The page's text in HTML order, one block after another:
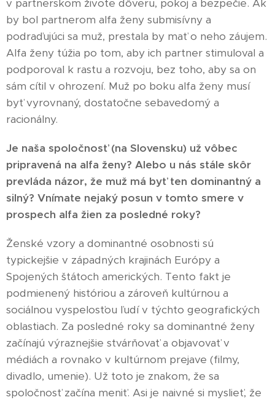
v partnerskom živote dôveru, pokoj a bezpečie. Ak
by bol partnerom alfa ženy submisívny a
podraďujúci sa muž, prestala by mať o neho záujem.
Alfa ženy túžia po tom, aby ich partner stimuloval a
podporoval k rastu a rozvoju, bez toho, aby sa on
sám cítil v ohrození. Muž po boku alfa ženy musí
byť vyrovnaný, dostatočne sebavedomý a
racionálny.
Je naša spoločnosť (na Slovensku) už vôbec
pripravená na alfa ženy? Alebo u nás stále skôr
prevláda názor, že muž má byť ten dominantný a
silný? Vnímate nejaký posun v tomto smere v
prospech alfa žien za posledné roky?
Ženské vzory a dominantné osobnosti sú
typickejšie v západných krajinách Európy a
Spojených štátoch amerických. Tento fakt je
podmienený históriou a zároveň kultúrnou a
sociálnou vyspelosťou ľudí v týchto geografických
oblastiach. Za posledné roky sa dominantné ženy
začínajú výraznejšie stvárňovať a objavovať v
médiách a rovnako v kultúrnom prejave (filmy,
divadlo, umenie). Už toto je znakom, že sa
spoločnosť začína meniť. Asi je naivné si myslieť, že